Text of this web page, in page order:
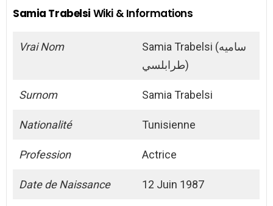
Samia Trabelsi Wiki & Informations
Vrai Nom
Samia Trabelsi (ساميه
طرابلسي)
Surnom Samia Trabelsi
Nationalité Tunisienne
Profession Actrice
Date de Naissance 12 Juin 1987